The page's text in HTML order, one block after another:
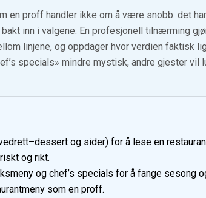
en proff handler ikke om å være snobb: det
inn i valgene. En profesjonell tilnærming
linjene, og oppdager hvor verdien faktisk
specials» mindre mystisk, andre gjester vil
og sider) for å lese en
og rikt.
og chef’s specials for å fange sesong
som en proff.